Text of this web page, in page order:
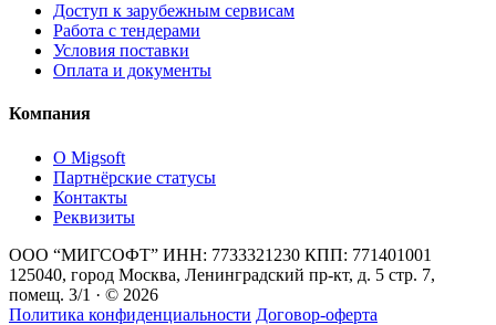
Доступ к зарубежным сервисам
Работа с тендерами
Условия поставки
Оплата и документы
Компания
О Migsoft
Партнёрские статусы
Контакты
Реквизиты
ООО “МИГСОФТ” ИНН: 7733321230 КПП: 771401001
125040, город Москва, Ленинградский пр-кт, д. 5 стр. 7,
помещ. 3/1 · © 2026
Политика конфиденциальности Договор-оферта